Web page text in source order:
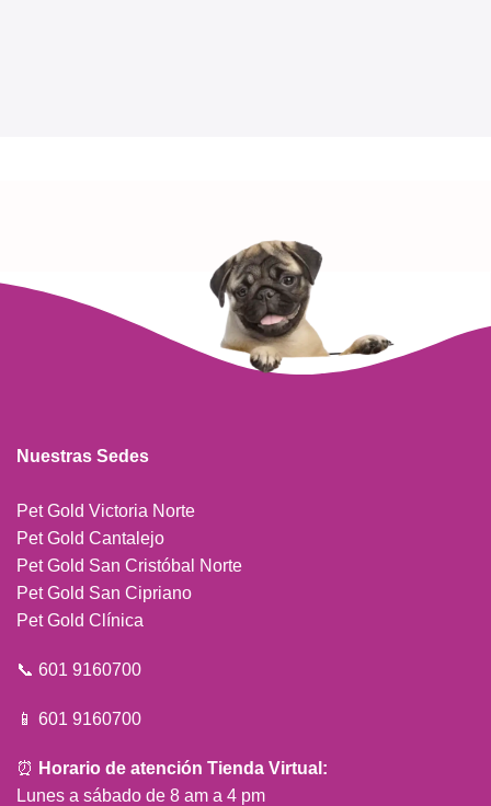
Nuestras Sedes
Pet Gold Victoria Norte
Pet Gold Cantalejo
Pet Gold San Cristóbal Norte
Pet Gold San Cipriano
Pet Gold Clínica
📞 601 9160700
📱 601 9160700
⏰ Horario de atención Tienda Virtual:
Lunes a sábado de 8 am a 4 pm